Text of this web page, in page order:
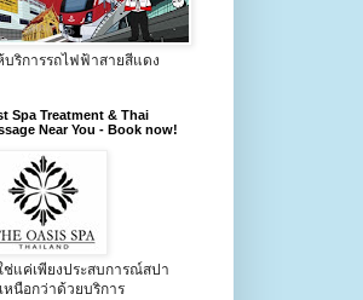
บริการรถไฟฟ้าสายสีแดง
Spa Treatment & Thai
Near You - Book now!
ช่แค่เพียงประสบการณ์สปา
หนือกว่าด้วยบริการ